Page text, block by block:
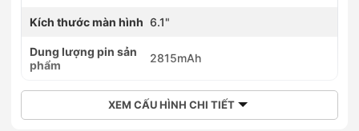
Kích thước màn hình 6.1"
Dung lượng pin sản
phẩm
2815mAh
XEM CẤU HÌNH CHI TIẾT